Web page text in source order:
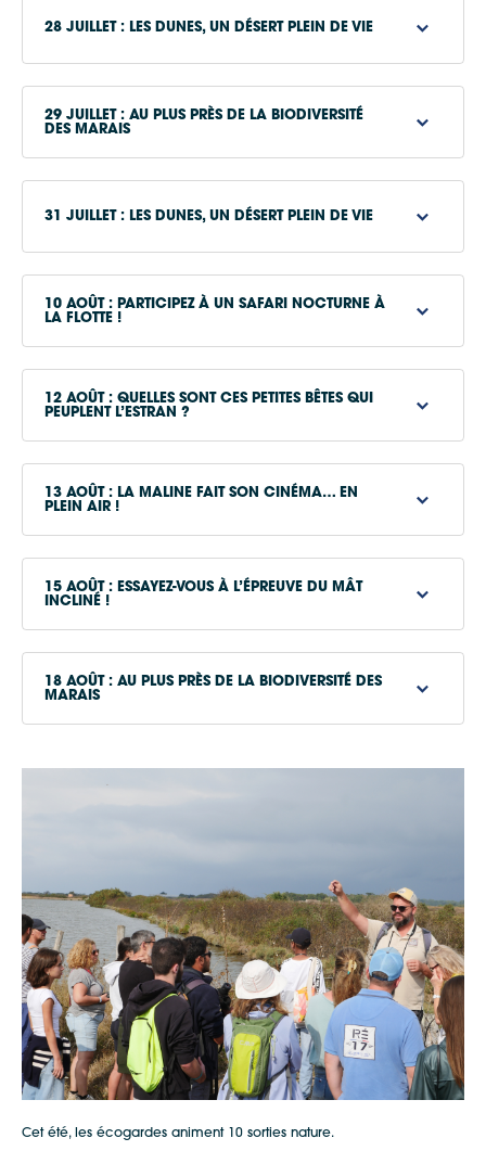
re.com
28 JUILLET : LES DUNES, UN DÉSERT PLEIN DE VIE
www.iledere.com
29 JUILLET : AU PLUS PRÈS DE LA BIODIVERSITÉ
DES MARAIS
www.iledere.com
31 JUILLET : LES DUNES, UN DÉSERT PLEIN DE VIE
www.iledere.com
10 AOÛT : PARTICIPEZ À UN SAFARI NOCTURNE À
LA FLOTTE !
www.iledere.com
12 AOÛT : QUELLES SONT CES PETITES BÊTES QUI
PEUPLENT L’ESTRAN ?
www.iledere.com
13 AOÛT : LA MALINE FAIT SON CINÉMA… EN
PLEIN AIR !
15 AOÛT : ESSAYEZ-VOUS À L’ÉPREUVE DU MÂT
INCLINÉ !
18 AOÛT : AU PLUS PRÈS DE LA BIODIVERSITÉ DES
MARAIS
www.iledere.com
Cet été, les écogardes animent 10 sorties nature.
ShareThis is disabled. Allow
Apple Plans
Waze